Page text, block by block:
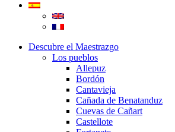
Descubre el Maestrazgo
Los pueblos
Allepuz
Bordón
Cantavieja
Cañada de Benatanduz
Cuevas de Cañart
Castellote